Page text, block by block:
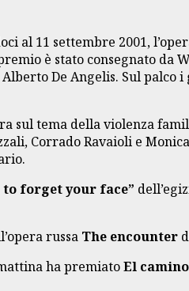
al 11 settembre 2001,
è stato consegnato da
De Angelis. Sul palco
sul tema della violenza
Corrado Ravaioli e
forget your face”
russa The encounter
ha premiatoEl